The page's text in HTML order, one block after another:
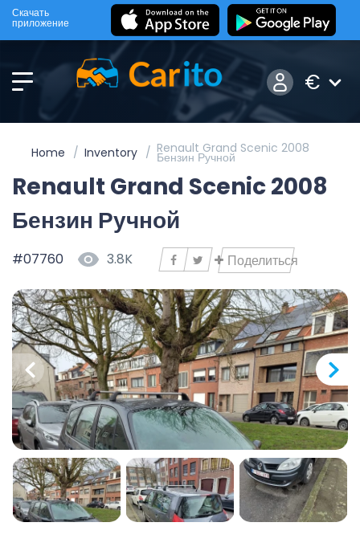
Скачать
приложение
€
Home Inventory Renault Grand Scenic 2008
Бензин Ручной
Renault Grand Scenic 2008
Бензин Ручной
#07760 3.8K Поделиться